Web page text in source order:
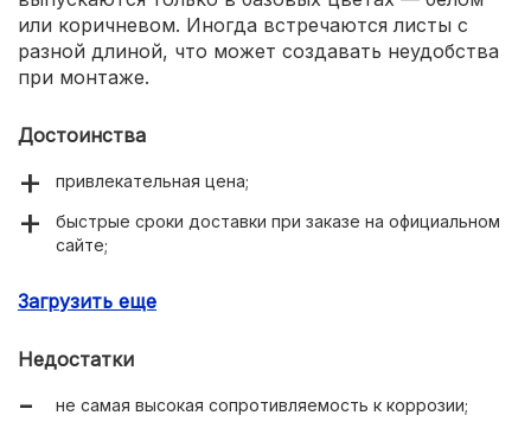
или коричневом. Иногда встречаются листы с
разной длиной, что может создавать неудобства
при монтаже.
Достоинства
привлекательная цена;
быстрые сроки доставки при заказе на официальном
сайте;
Загрузить еще
Недостатки
не самая высокая сопротивляемость к коррозии;